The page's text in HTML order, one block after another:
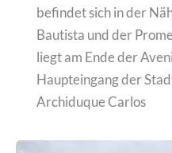
befindet sich in der
Bautista und der
liegt am Ende der
Haupteingang der
Archiduque Carlos